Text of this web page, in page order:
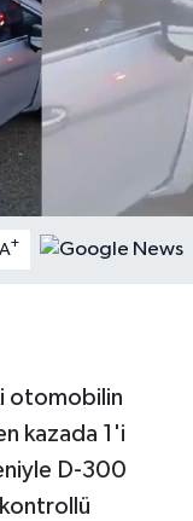
A+
otomobilin
kazada 1'i
D-300
kontrollü